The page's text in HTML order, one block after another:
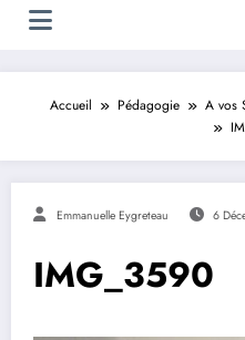
Accueil Pédagogie
A vos
Emmanuelle Eygreteau 6
IMG_3590